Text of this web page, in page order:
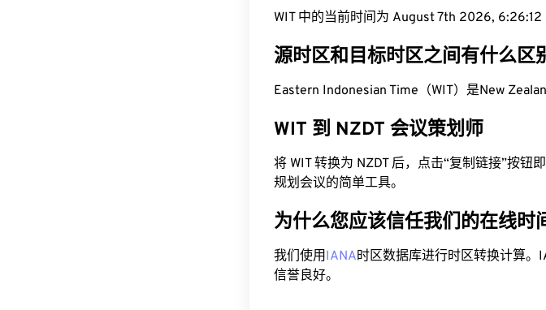
WIT 中的当前时间为 August 7th 2026, 6:26:13
源时区和目标时区之间有什么区
Eastern Indonesian Time（WIT）是New
WIT 到 NZDT 会议策划师
将 WIT 转换为 NZDT 后，点击“复制链接”按
规划会议的简单工具。
为什么您应该信任我们的在线时
我们使用IANA时区数据库进行时区转换计算。
信誉良好。